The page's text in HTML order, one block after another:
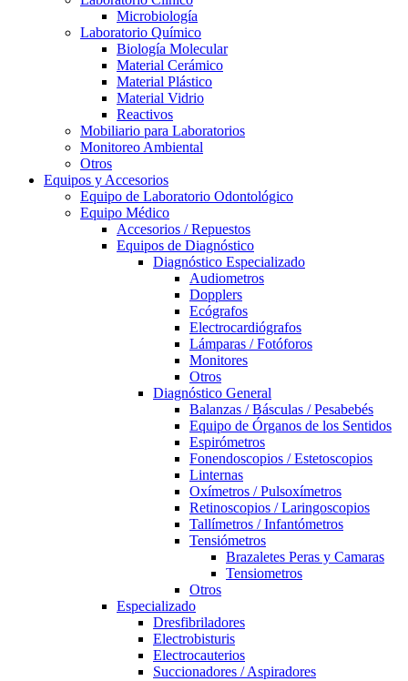
Microbiología
Laboratorio Químico
Biología Molecular
Material Cerámico
Material Plástico
Material Vidrio
Reactivos
Mobiliario para Laboratorios
Monitoreo Ambiental
Otros
Equipos y Accesorios
Equipo de Laboratorio Odontológico
Equipo Médico
Accesorios / Repuestos
Equipos de Diagnóstico
Diagnóstico Especializado
Audiometros
Dopplers
Ecógrafos
Electrocardiógrafos
Lámparas / Fotóforos
Monitores
Otros
Diagnóstico General
Balanzas / Básculas / Pesabebés
Equipo de Órganos de los Sentidos
Espirómetros
Fonendoscopios / Estetoscopios
Linternas
Oxímetros / Pulsoxímetros
Retinoscopios / Laringoscopios
Tallímetros / Infantómetros
Tensiómetros
Brazaletes Peras y Camaras
Tensiometros
Otros
Especializado
Dresfibriladores
Electrobisturis
Electrocauterios
Succionadores / Aspiradores